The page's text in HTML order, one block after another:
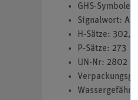
GHS-
Signalwort:
H-Sätze:
P-Sätze: 273
UN-Nr: 2802